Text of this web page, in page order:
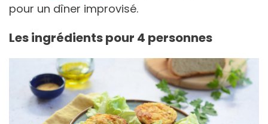
pour un dîner improvisé.
Les ingrédients pour 4 personnes